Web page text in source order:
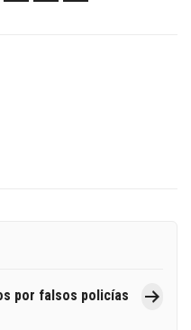
por falsos policías